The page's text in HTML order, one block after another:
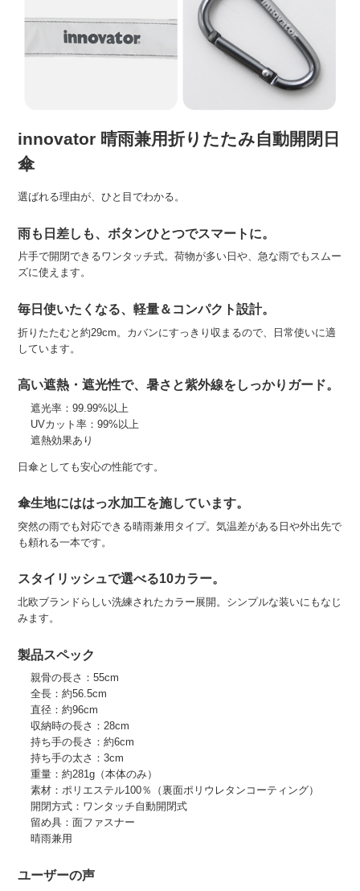
innovator 晴雨兼用折りたたみ自動開閉日
傘
選ばれる理由が、ひと目でわかる。
雨も日差しも、ボタンひとつでスマートに。
片手で開閉できるワンタッチ式。荷物が多い日や、急な雨でもスムー
ズに使えます。
毎日使いたくなる、軽量＆コンパクト設計。
折りたたむと約29cm。カバンにすっきり収まるので、日常使いに適
しています。
高い遮熱・遮光性で、暑さと紫外線をしっかりガード。
遮光率：99.99%以上
UVカット率：99%以上
遮熱効果あり
日傘としても安心の性能です。
傘生地にははっ水加工を施しています。
突然の雨でも対応できる晴雨兼用タイプ。気温差がある日や外出先で
も頼れる一本です。
スタイリッシュで選べる10カラー。
北欧ブランドらしい洗練されたカラー展開。シンプルな装いにもなじ
みます。
製品スペック
親骨の長さ：55cm
全長：約56.5cm
直径：約96cm
収納時の長さ：28cm
持ち手の長さ：約6cm
持ち手の太さ：3cm
重量：約281g（本体のみ）
素材：ポリエステル100％（裏面ポリウレタンコーティング）
開閉方式：ワンタッチ自動開閉式
留め具：面ファスナー
晴雨兼用
ユーザーの声